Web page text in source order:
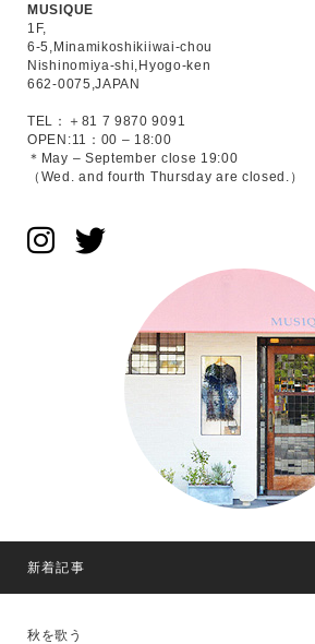
MUSIQUE
1F,
6-5,Minamikoshikiiwai-chou
Nishinomiya-shi,Hyogo-ken
662-0075,JAPAN
TEL：＋81 7 9870 9091
OPEN:11：00 – 18:00
＊May – September close 19:00
（Wed. and fourth Thursday are closed.）
新着記事
秋を歌う